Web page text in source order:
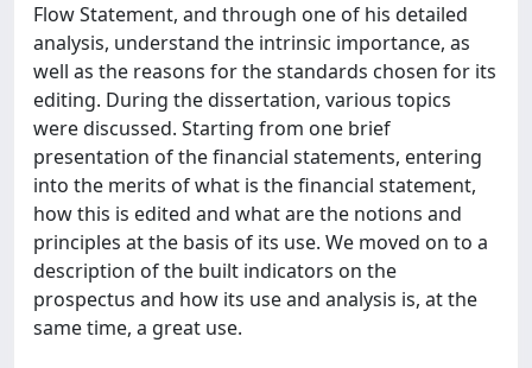
Flow Statement, and through one of his detailed
analysis, understand the intrinsic importance, as
well as the reasons for the standards chosen for its
editing. During the dissertation, various topics
were discussed. Starting from one brief
presentation of the financial statements, entering
into the merits of what is the financial statement,
how this is edited and what are the notions and
principles at the basis of its use. We moved on to a
description of the built indicators on the
prospectus and how its use and analysis is, at the
same time, a great use.